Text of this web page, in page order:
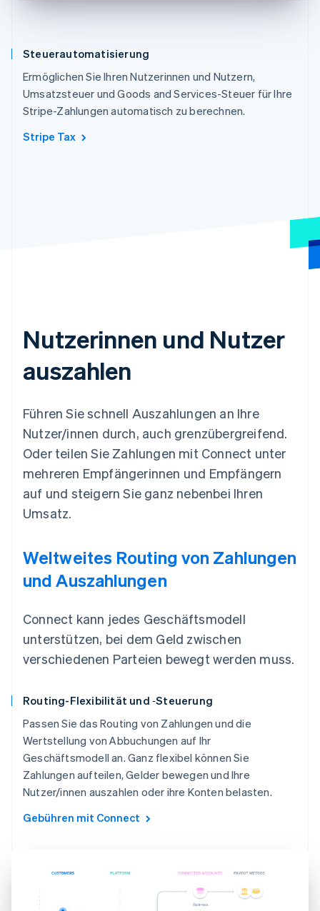
Steuerautomatisierung
Ermöglichen Sie Ihren Nutzerinnen und Nutzern,
Umsatzsteuer und Goods and Services-Steuer für Ihre
Stripe-Zahlungen automatisch zu berechnen.
Stripe Tax
Nutzerinnen und Nutzer
auszahlen
Führen Sie schnell Auszahlungen an Ihre
Nutzer/innen durch, auch grenzübergreifend.
Oder teilen Sie Zahlungen mit Connect unter
mehreren Empfängerinnen und Empfängern
auf und steigern Sie ganz nebenbei Ihren
Umsatz.
Weltweites Routing von Zahlungen
und Auszahlungen
Connect kann jedes Geschäftsmodell
unterstützen, bei dem Geld zwischen
verschiedenen Parteien bewegt werden muss.
Routing-Flexibilität und ‑Steuerung
Passen Sie das Routing von Zahlungen und die
Wertstellung von Abbuchungen auf Ihr
Geschäftsmodell an. Ganz flexibel können Sie
Zahlungen aufteilen, Gelder bewegen und Ihre
Nutzer/innen auszahlen oder ihre Konten belasten.
Gebühren mit Connect